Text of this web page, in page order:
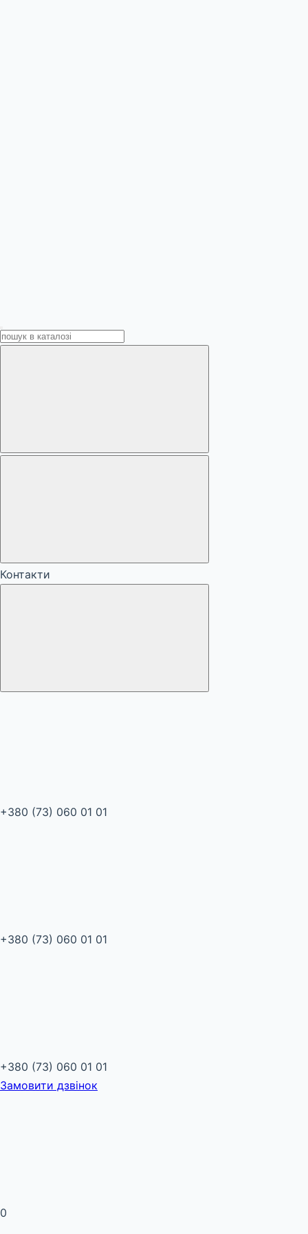
Контакти
+380 (73) 060 01 01
+380 (73) 060 01 01
+380 (73) 060 01 01
Замовити дзвінок
0